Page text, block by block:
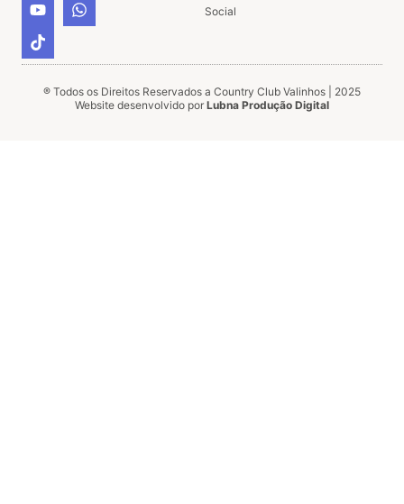
Social
® Todos os Direitos Reservados a Country Club Valinhos | 2025
Website desenvolvido por Lubna Produção Digital